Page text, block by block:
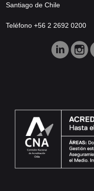
Santiago de Chile
Teléfono +56 2 2692 0200